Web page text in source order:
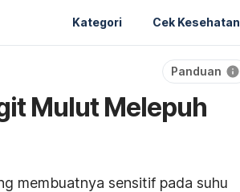
Kategori Cek Kesehatan
Panduan
Mulut Melepuh
membuatnya sensitif pada suhu